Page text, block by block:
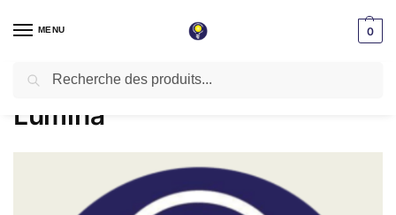
MENU 0
Accueil / Lumina
Lumina